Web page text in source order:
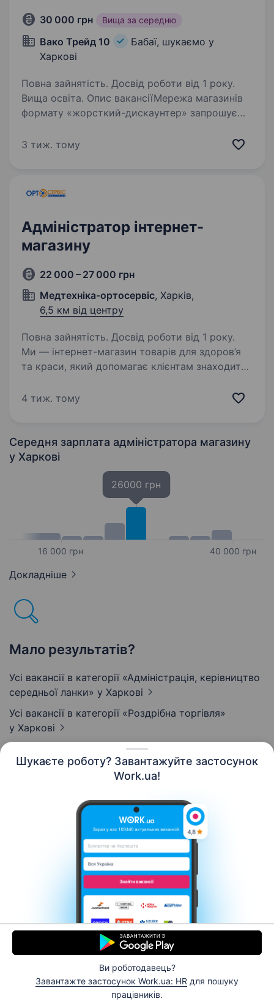
Шукаєте роботу? Завантажуйте застосунок
Work.ua!
Ви роботодавець?
Завантажте застосунок Work.ua: HR для пошуку
працівників.
30 000 грн Вища за середню
Вако Трейд 10
Бабаї, шукаємо у
Харкові
Повна зайнятість. Досвід роботи від 1 року.
Вища освіта. Опис вакансіїМережа магазинів
формату «жорсткий-дискаунтер» запрошує
Вимоги: Досвід у сфері роздрібної торгівлі
3 тиж. тому
Адміністратор інтернет-
магазину
22 000 – 27 000 грн
Медтехніка-ортосервіс, Харків,
6,5 км від центру
Повна зайнятість. Досвід роботи від 1 року.
Ми — інтернет-магазин товарів для здоров’я
та краси, який допомагає клієнтам знаходити
догляду. У зв’язку з розширенням компанії
4 тиж. тому
Середня зарплата адміністратора магазину
у Харкові
16 000 грн
26000 грн
40 000 грн
Докладніше
Мало результатів?
Усі вакансії в категорії «Адмiнiстрацiя, керівництво
середньої ланки» у Харкові
Усі вакансії в категорії «Роздрібна торгівля»
у Харкові
Контакти Про нас
Кар’єра
Допомога Умови використання
© 2006–2026 Work.ua. Сервіс пошуку роботи №1 в